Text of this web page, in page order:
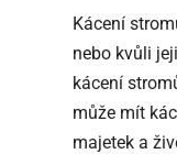
Kácení
nebo kvůli
kácení
může mít
majetek a